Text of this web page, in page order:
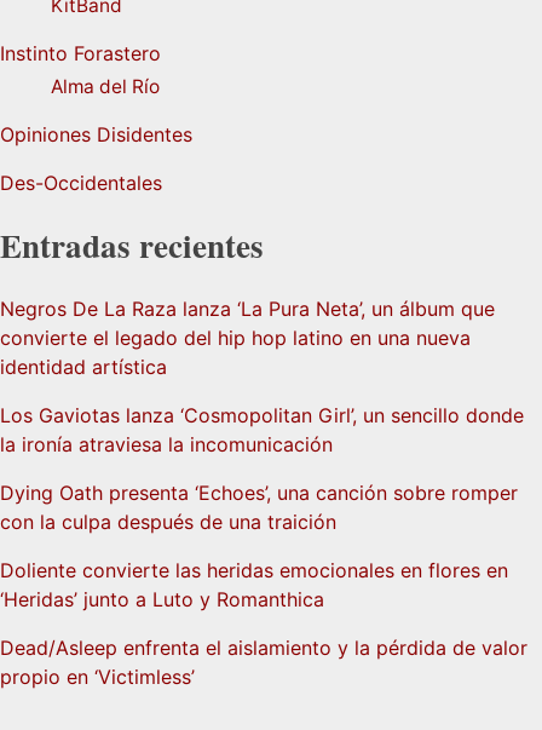
KitBand
Instinto Forastero
Alma del Río
Opiniones Disidentes
Des-Occidentales
Entradas recientes
Negros De La Raza lanza ‘La Pura Neta’, un álbum que
convierte el legado del hip hop latino en una nueva
identidad artística
Los Gaviotas lanza ‘Cosmopolitan Girl’, un sencillo donde
la ironía atraviesa la incomunicación
Dying Oath presenta ‘Echoes’, una canción sobre romper
con la culpa después de una traición
Doliente convierte las heridas emocionales en flores en
‘Heridas’ junto a Luto y Romanthica
Dead/Asleep enfrenta el aislamiento y la pérdida de valor
propio en ‘Victimless’